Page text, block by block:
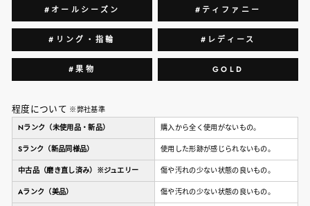
#オールシーズン #ティファニー
#リング・指輪 #レディース
#果物 GOLD
程度について ※弊社基準
Nランク（未使用品・新品）
購入から全く使用がないもの。
Sランク（新品同様品） 使用した形跡が感じられないもの。
中古品（磨き直し済み）※ジュエリー 傷や汚れの少ない状態の良いもの。
Aランク（美品） 傷や汚れの少ない状態の良いもの。